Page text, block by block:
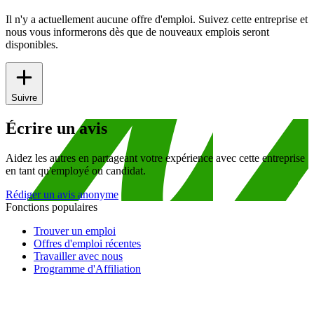
Il n'y a actuellement aucune offre d'emploi. Suivez cette entreprise et
nous vous informerons dès que de nouveaux emplois seront
disponibles.
Suivre
Écrire un avis
Aidez les autres en partageant votre expérience avec cette entreprise
en tant qu'employé ou candidat.
Rédiger un avis anonyme
Fonctions populaires
Trouver un emploi
Offres d'emploi récentes
Travailler avec nous
Programme d'Affiliation